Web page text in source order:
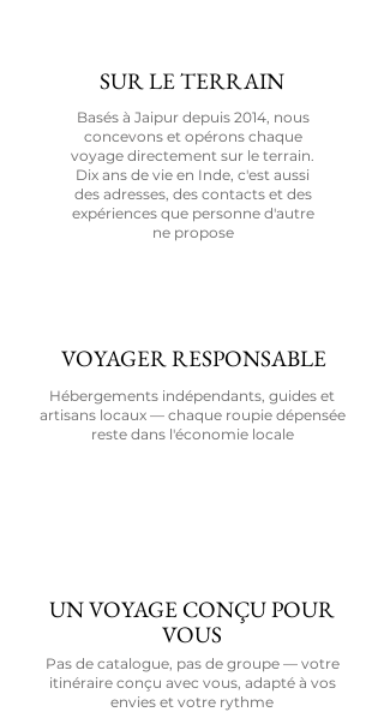
SUR LE TERRAIN
Basés à Jaipur depuis 2014, nous
concevons et opérons chaque
voyage directement sur le terrain.
Dix ans de vie en Inde, c'est aussi
des adresses, des contacts et des
expériences que personne d'autre
ne propose
VOYAGER RESPONSABLE
Hébergements indépendants, guides et
artisans locaux — chaque roupie dépensée
reste dans l'économie locale
UN VOYAGE CONÇU POUR
VOUS
Pas de catalogue, pas de groupe — votre
itinéraire conçu avec vous, adapté à vos
envies et votre rythme